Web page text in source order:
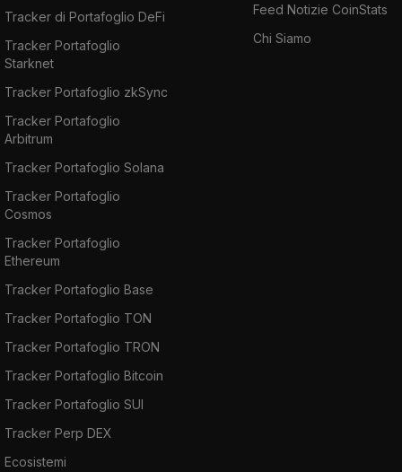
Tracker di Portafoglio DeFi
Tracker Portafoglio
Starknet
Tracker Portafoglio zkSync
Tracker Portafoglio
Arbitrum
Tracker Portafoglio Solana
Tracker Portafoglio
Cosmos
Tracker Portafoglio
Ethereum
Tracker Portafoglio Base
Tracker Portafoglio TON
Tracker Portafoglio TRON
Tracker Portafoglio Bitcoin
Tracker Portafoglio SUI
Tracker Perp DEX
Ecosistemi
Feed Notizie CoinStats
Chi Siamo